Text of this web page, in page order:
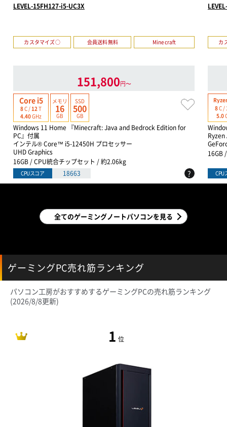
LEVEL-15FH127-i5-UC3X
カスタマイズ○ 会員送料無料 Minecraft
151,800円〜
Core i5
8C /12T
4.40GHz
メモリ
16
GB
SSD
500
GB
Windows 11 Home 『Minecraft: Java and Bedrock Edition for
PC』付属
インテル® Core™ i5-12450H プロセッサー
UHD Graphics
16GB / CPU統合チップセット / 約2.06kg
CPUスコア 18663 ?
カ
8C /
5.0
16GB
CPU
全てのゲーミングノートパソコンを見る
ゲーミングPC売れ筋ランキング
パソコン工房がおすすめするゲーミングPCの売れ筋ランキング
(2026/8/8更新)
1 位